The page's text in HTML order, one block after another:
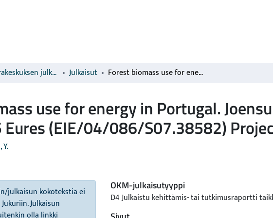
Luonnonvarakeskuksen julkaisut Julkaisut Forest biomass use for energy in Portugal. Joensuu. Finnish Forest Research Institute. 5 Eures (EIE/04/086/S07.38582) Project Report 22
use for energy in Portugal.
(EIE/04/086/S07.38582)
julkaisun kokotekstiä ei
Julkaisun
olla linkki
OKM-julkaisutyyppi
D4 Julkaistu kehittämis- tai tutkimusraportti